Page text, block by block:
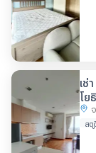
เช่
โย
สตู